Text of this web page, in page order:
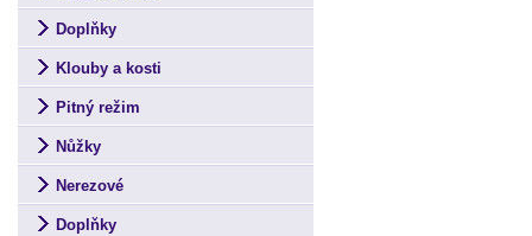
Doplňky
Klouby a kosti
Pitný režim
Nůžky
Nerezové
Doplňky